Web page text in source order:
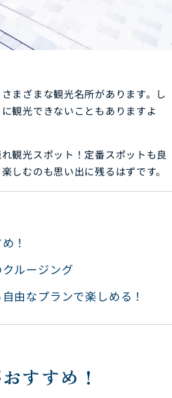
まざまな観光名所があります。し
観光できないこともありますよ
観光スポット！定番スポットも良
しむのも思い出に残るはずです。
！
ルージング
由なプランで楽しめる！
すすめ！